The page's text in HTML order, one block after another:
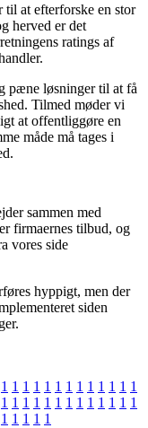
at efterforske en stor
herved er det
ratings af
pæne løsninger til at få
Tilmed møder vi
at offentliggøre en
måde må tages i
sammen med
firmaernes tilbud, og
vores side
hyppigt, men der
siden
1 1 1 1 1 1 1 1 1 1 1 1 1
1 1 1 1 1 1 1 1 1 1 1 1 1
1 1 1 1 1